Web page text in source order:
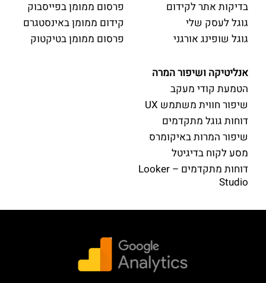
בדיקות אתר לקידום
גוגל לעסק שלי
גוגל שופינג אורגני
פרסום ממומן בפייסבוק
קידום ממומן באינסטגרם
פרסום ממומן בטיקטוק
אנליטיקה ושיפור המרה
הטמעת קודי מעקב
שיפור חווית משתמש UX
דוחות גוגל מתקדמים
שיפור המרות באיקומרס
מסע לקוח בדיגיטל
דוחות מתקדמים – Looker
Studio